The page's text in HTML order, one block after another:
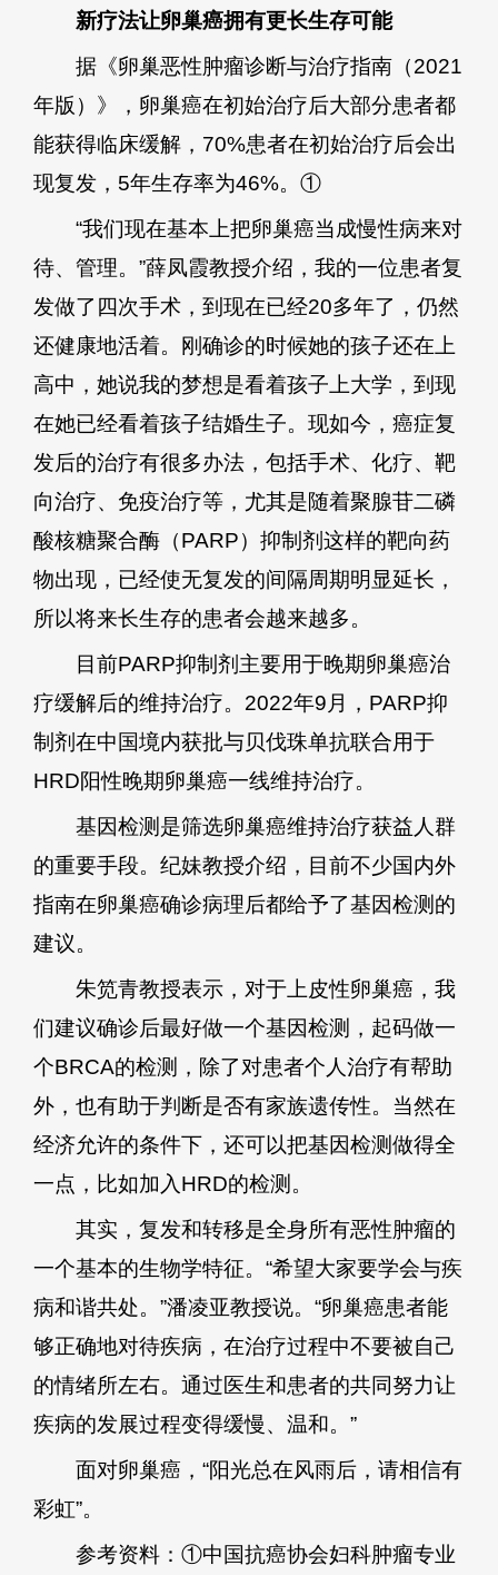
新疗法让卵巢癌拥有更长生存可能
据《卵巢恶性肿瘤诊断与治疗指南（2021
年版）》，卵巢癌在初始治疗后大部分患者都
能获得临床缓解，70%患者在初始治疗后会出
现复发，5年生存率为46%。①
“我们现在基本上把卵巢癌当成慢性病来对
待、管理。”薛凤霞教授介绍，我的一位患者复
发做了四次手术，到现在已经20多年了，仍然
还健康地活着。刚确诊的时候她的孩子还在上
高中，她说我的梦想是看着孩子上大学，到现
在她已经看着孩子结婚生子。现如今，癌症复
发后的治疗有很多办法，包括手术、化疗、靶
向治疗、免疫治疗等，尤其是随着聚腺苷二磷
酸核糖聚合酶（PARP）抑制剂这样的靶向药
物出现，已经使无复发的间隔周期明显延长，
所以将来长生存的患者会越来越多。
目前PARP抑制剂主要用于晚期卵巢癌治
疗缓解后的维持治疗。2022年9月，PARP抑
制剂在中国境内获批与贝伐珠单抗联合用于
HRD阳性晚期卵巢癌一线维持治疗。
基因检测是筛选卵巢癌维持治疗获益人群
的重要手段。纪妹教授介绍，目前不少国内外
指南在卵巢癌确诊病理后都给予了基因检测的
建议。
朱笕青教授表示，对于上皮性卵巢癌，我
们建议确诊后最好做一个基因检测，起码做一
个BRCA的检测，除了对患者个人治疗有帮助
外，也有助于判断是否有家族遗传性。当然在
经济允许的条件下，还可以把基因检测做得全
一点，比如加入HRD的检测。
其实，复发和转移是全身所有恶性肿瘤的
一个基本的生物学特征。“希望大家要学会与疾
病和谐共处。”潘凌亚教授说。“卵巢癌患者能
够正确地对待疾病，在治疗过程中不要被自己
的情绪所左右。通过医生和患者的共同努力让
疾病的发展过程变得缓慢、温和。”
面对卵巢癌，“阳光总在风雨后，请相信有
彩虹”。
参考资料：①中国抗癌协会妇科肿瘤专业